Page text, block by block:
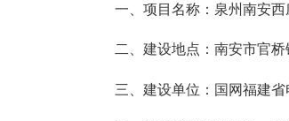
一、项目名称：泉州南安西
二、建设地点：南安市官
三、建设单位：国网福建